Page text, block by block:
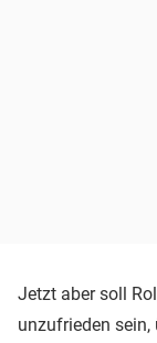
Jetzt aber soll
unzufrieden sein,